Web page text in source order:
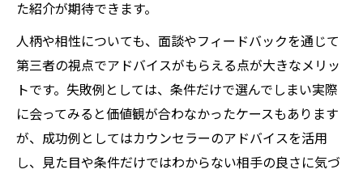
た紹介が期待できます。
人柄や相性についても、面談やフィードバックを通じて
第三者の視点でアドバイスがもらえる点が大きなメリッ
トです。失敗例としては、条件だけで選んでしまい実際
に会ってみると価値観が合わなかったケースもあります
が、成功例としてはカウンセラーのアドバイスを活用
し、見た目や条件だけではわからない相手の良さに気づ